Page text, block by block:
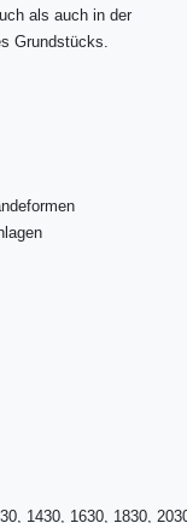
als auch in der
Grundstücks.
1430, 1630, 1830,